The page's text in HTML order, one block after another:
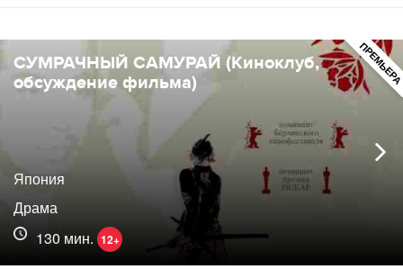
СУМРАЧНЫЙ САМУРАЙ (Киноклуб,
обсуждение фильма)
Япония
Драма
130 мин. 12+